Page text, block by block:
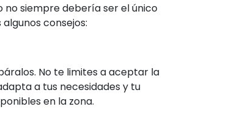
no siempre debería ser el único
consejos:
No te limites a aceptar la
a tus necesidades y tu
en la zona.